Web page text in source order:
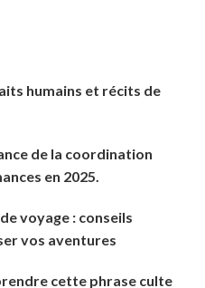
humains et récits de
de la coordination
en 2025.
voyage : conseils
vos aventures
cette phrase culte